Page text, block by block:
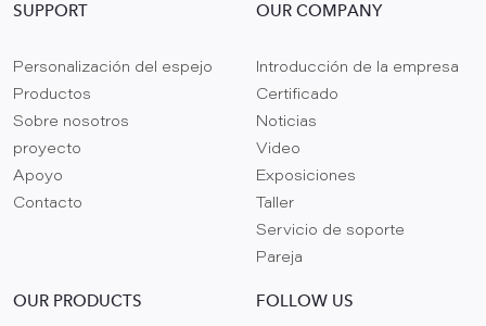
SUPPORT
Personalización del espejo
Productos
Sobre nosotros
proyecto
Apoyo
Contacto
OUR COMPANY
Introducción de la empresa
Certificado
Noticias
Video
Exposiciones
Taller
Servicio de soporte
Pareja
OUR PRODUCTS FOLLOW US